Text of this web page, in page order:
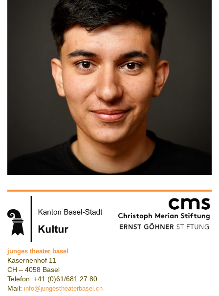
junges theater basel
Kasernenhof 11
CH – 4058 Basel
Telefon: +41 (0)61/681 27 80
Mail: info@jungestheaterbasel.ch